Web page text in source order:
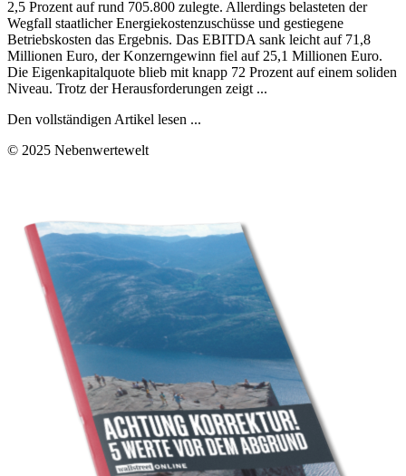
2,5 Prozent auf rund 705.800 zulegte. Allerdings belasteten der
Wegfall staatlicher Energiekostenzuschüsse und gestiegene
Betriebskosten das Ergebnis. Das EBITDA sank leicht auf 71,8
Millionen Euro, der Konzerngewinn fiel auf 25,1 Millionen Euro.
Die Eigenkapitalquote blieb mit knapp 72 Prozent auf einem soliden
Niveau. Trotz der Herausforderungen zeigt ...
Den vollständigen Artikel lesen ...
© 2025 Nebenwertewelt